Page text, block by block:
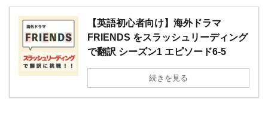
【英語初心者向け】海外ドラマ
FRIENDS をスラッシュリーディング
で翻訳 シーズン1 エピソード6-5
続きを見る